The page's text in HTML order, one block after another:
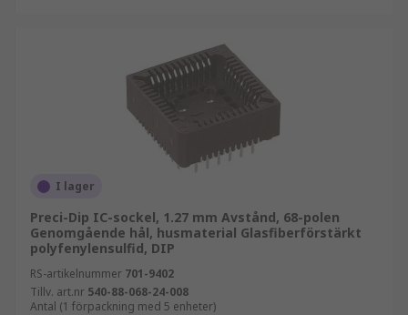
I lager
Preci-Dip IC-sockel, 1.27 mm Avstånd, 68-polen
Genomgående hål, husmaterial Glasfiberförstärkt
polyfenylensulfid, DIP
RS-artikelnummer 701-9402
Tillv. art.nr 540-88-068-24-008
Antal (1 förpackning med 5 enheter)